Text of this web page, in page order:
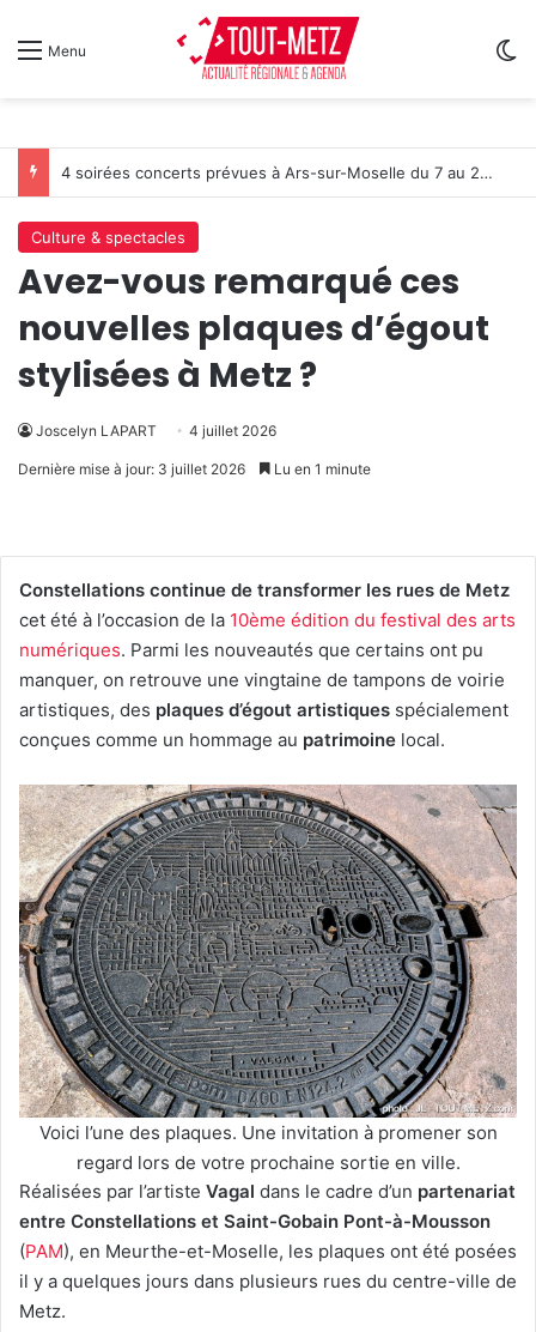
Menu
4 soirées concerts prévues à Ars-sur-Moselle du 7 au 28 août 2026
Culture & spectacles
Avez-vous remarqué ces
nouvelles plaques d’égout
stylisées à Metz ?
Joscelyn LAPART 4 juillet 2026
Dernière mise à jour: 3 juillet 2026 Lu en 1 minute
Constellations continue de transformer les rues de Metz
cet été à l’occasion de la 10ème édition du festival des arts
numériques. Parmi les nouveautés que certains ont pu
manquer, on retrouve une vingtaine de tampons de voirie
artistiques, des plaques d’égout artistiques spécialement
conçues comme un hommage au patrimoine local.
Voici l’une des plaques. Une invitation à promener son
regard lors de votre prochaine sortie en ville.
Réalisées par l’artiste Vagal dans le cadre d’un partenariat
entre Constellations et Saint-Gobain Pont-à-Mousson
(PAM), en Meurthe-et-Moselle, les plaques ont été posées
il y a quelques jours dans plusieurs rues du centre-ville de
Metz.